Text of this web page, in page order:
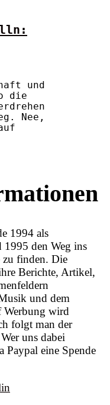
und
die
Nee,
1994 als
1995 den Weg ins
zu finden. Die
Berichte, Artikel,
und dem
Werbung wird
folgt man der
uns dabei
Paypal eine Spende